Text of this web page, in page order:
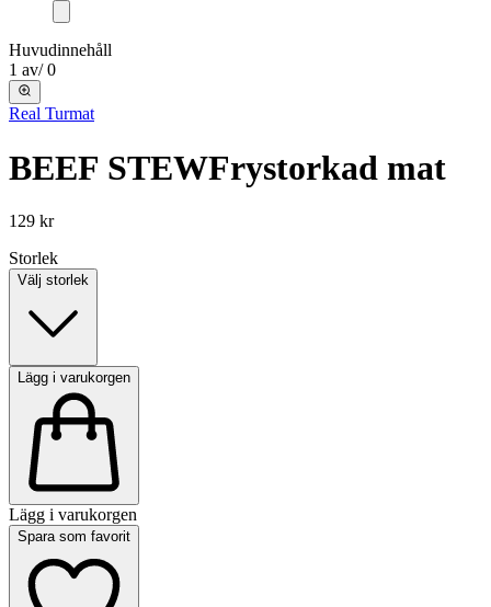
Huvudinnehåll
1 av/ 0
Real Turmat
BEEF STEWFrystorkad mat
129 kr
Storlek
Välj storlek
Lägg i varukorgen
Lägg i varukorgen
Spara som favorit